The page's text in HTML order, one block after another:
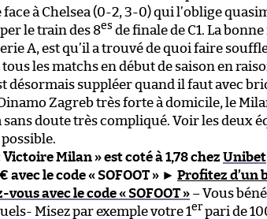
à Chelsea (0-2, 3-0) qui l’oblige
le train des 8es de finale de C1. La
A, est qu’il a trouvé de quoi faire
les matchs en début de saison en
désormais suppléer quand il faut avec
Zagreb très forte à domicile, le
sans doute très compliqué. Voir les deux
Victoire Milan » est coté à 1,78 chez Unibet
avec le code « SOFOOT » ► Profitez d’un
avec le code « SOFOOT » – Vous
Misez par exemple votre 1er pari de